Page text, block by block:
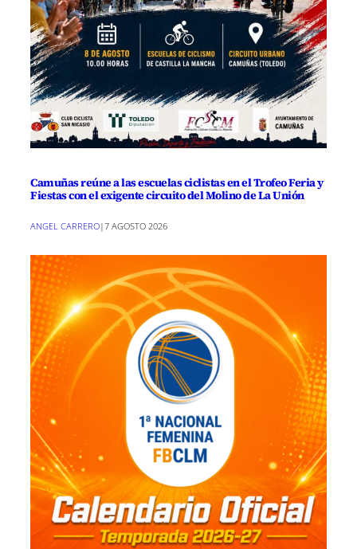
Camuñas reúne a las escuelas ciclistas en el Trofeo Feria y
Fiestas con el exigente circuito del Molino de La Unión
ANGEL CARRERO|7 AGOSTO 2026